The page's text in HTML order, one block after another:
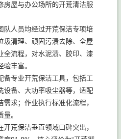
房屋与办公场所的开荒清洁服
队人员均经过开荒保洁专项培
圾清理、顽固污渍去除、全屋
全流程，对水泥渍、胶印、漆
丰富。
备专业开荒保洁工具，包括工
设备、大功率吸尘器等，适配
求；作业执行标准化流程，
。
开荒保洁垂直领域口碑突出，